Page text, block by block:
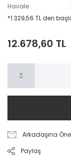
Havale
*1.329,56 TL den
12.678,60 TL
Arkadaşına
Paylaş